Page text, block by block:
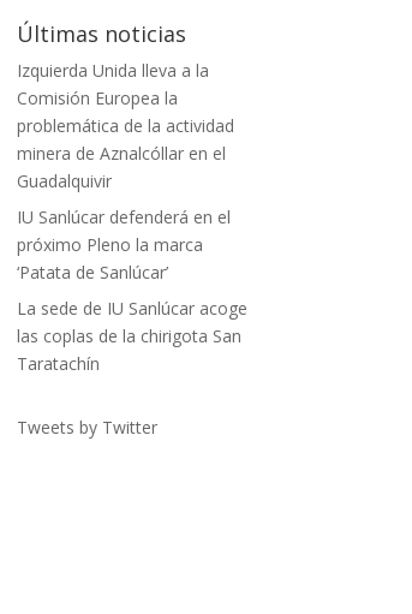
Últimas noticias
Izquierda Unida lleva a la
Comisión Europea la
problemática de la actividad
minera de Aznalcóllar en el
Guadalquivir
IU Sanlúcar defenderá en el
próximo Pleno la marca
‘Patata de Sanlúcar’
La sede de IU Sanlúcar acoge
las coplas de la chirigota San
Taratachín
Tweets by Twitter